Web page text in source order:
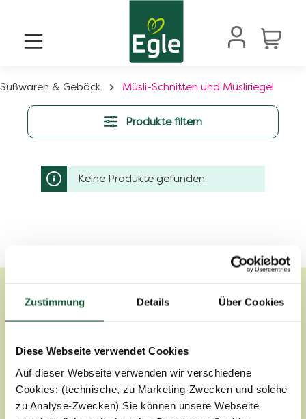
Zustimmung Details Über Cookies
Diese Webseite verwendet Cookies
Auf dieser Webseite verwenden wir verschiedene
Cookies: (technische, zu Marketing-Zwecken und solche
zu Analyse-Zwecken) Sie können unsere Webseite
Süßwaren & Gebäck Müsli-Schnitten und Müsliriegel
Produkte filtern
Keine Produkte gefunden.
ÜBER EGLE